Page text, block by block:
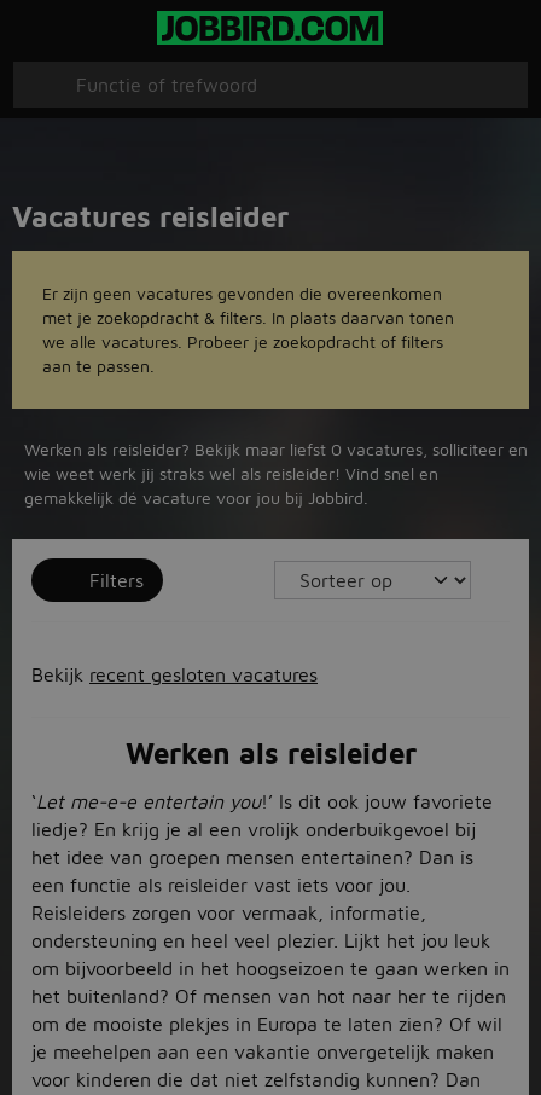
Vacatures reisleider
Er zijn geen vacatures gevonden die overeenkomen
met je zoekopdracht & filters. In plaats daarvan tonen
we alle vacatures. Probeer je zoekopdracht of filters
aan te passen.
Werken als reisleider? Bekijk maar liefst 0 vacatures, solliciteer en
wie weet werk jij straks wel als reisleider! Vind snel en
gemakkelijk dé vacature voor jou bij Jobbird.
Filters
Bekijk recent gesloten vacatures
Werken als reisleider
‘Let me-e-e entertain you!’ Is dit ook jouw favoriete
liedje? En krijg je al een vrolijk onderbuikgevoel bij
het idee van groepen mensen entertainen? Dan is
een functie als reisleider vast iets voor jou.
Reisleiders zorgen voor vermaak, informatie,
ondersteuning en heel veel plezier. Lijkt het jou leuk
om bijvoorbeeld in het hoogseizoen te gaan werken in
het buitenland? Of mensen van hot naar her te rijden
om de mooiste plekjes in Europa te laten zien? Of wil
je meehelpen aan een vakantie onvergetelijk maken
voor kinderen die dat niet zelfstandig kunnen? Dan